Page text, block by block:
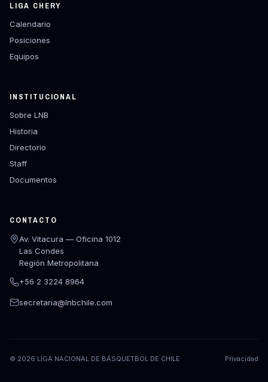
LIGA CHERY
Calendario
Posiciones
Equipos
INSTITUCIONAL
Sobre LNB
Historia
Directorio
Staff
Documentos
CONTACTO
Av. Vitacura — Oficina 1012
Las Condes
Región Metropolitana
+56 2 3224 8964
secretaria@lnbchile.com
© 2026 LIGA NACIONAL DE BÁSQUETBOL DE CHILE Privacidad